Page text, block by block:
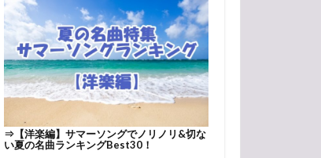
⇒ 【洋楽編】サマーソングでノリノリ&切な
い夏の名曲ランキングBest30！